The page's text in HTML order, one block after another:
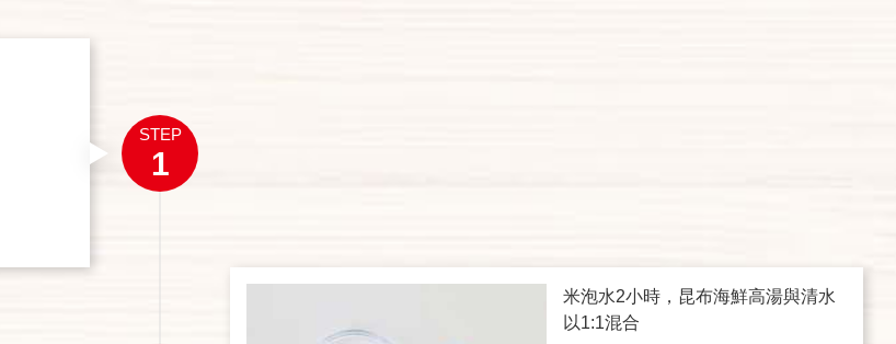
STEP
1
米泡水2小時，昆布海鮮高湯與清水
以1:1混合